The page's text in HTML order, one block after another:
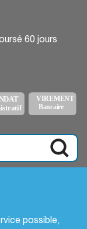
possible,
60 jours